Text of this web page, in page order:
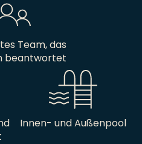
Team, das
beantwortet
Innen- und Außenpool